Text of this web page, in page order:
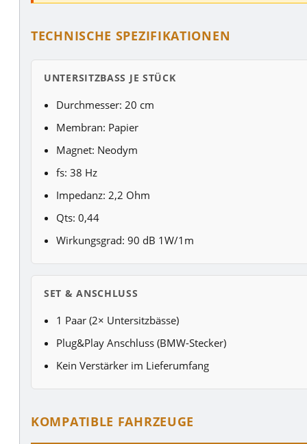
TECHNISCHE SPEZIFIKATIONEN
UNTERSITZBASS JE STÜCK
Durchmesser: 20 cm
Membran: Papier
Magnet: Neodym
fs: 38 Hz
Impedanz: 2,2 Ohm
Qts: 0,44
Wirkungsgrad: 90 dB 1W/1m
SET & ANSCHLUSS
1 Paar (2× Untersitzbässe)
Plug&Play Anschluss (BMW-Stecker)
Kein Verstärker im Lieferumfang
KOMPATIBLE FAHRZEUGE